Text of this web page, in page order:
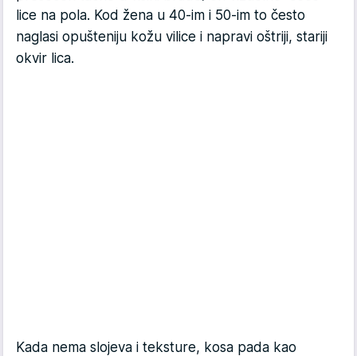
lice na pola. Kod žena u 40-im i 50-im to često
naglasi opušteniju kožu vilice i napravi oštriji, stariji
okvir lica.
Kada nema slojeva i teksture, kosa pada kao